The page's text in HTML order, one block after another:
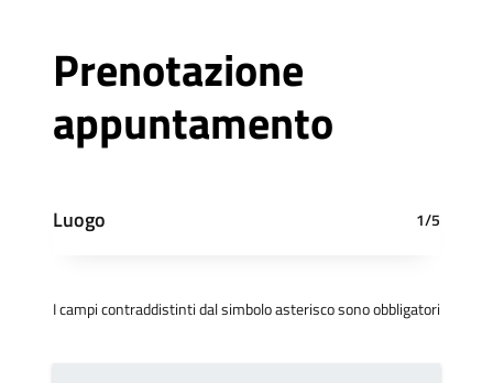
Prenotazione
appuntamento
Luogo 1/5
I campi contraddistinti dal simbolo asterisco sono obbligatori